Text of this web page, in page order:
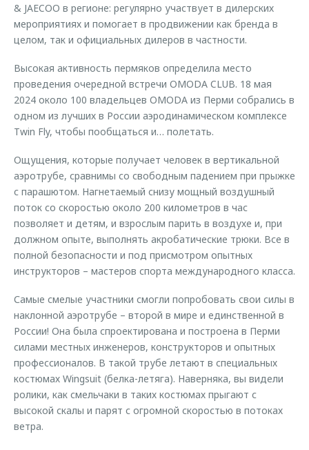
& JAECOO в регионе: регулярно участвует в дилерских
мероприятиях и помогает в продвижении как бренда в
целом, так и официальных дилеров в частности.
Высокая активность пермяков определила место
проведения очередной встречи OMODA CLUB. 18 мая
2024 около 100 владельцев OMODA из Перми собрались в
одном из лучших в России аэродинамическом комплексе
Twin Fly, чтобы пообщаться и… полетать.
Ощущения, которые получает человек в вертикальной
аэротрубе, сравнимы со свободным падением при прыжке
с парашютом. Нагнетаемый снизу мощный воздушный
поток со скоростью около 200 километров в час
позволяет и детям, и взрослым парить в воздухе и, при
должном опыте, выполнять акробатические трюки. Все в
полной безопасности и под присмотром опытных
инструкторов – мастеров спорта международного класса.
Самые смелые участники смогли попробовать свои силы в
наклонной аэротрубе – второй в мире и единственной в
России! Она была спроектирована и построена в Перми
силами местных инженеров, конструкторов и опытных
профессионалов. В такой трубе летают в специальных
костюмах Wingsuit (белка-летяга). Наверняка, вы видели
ролики, как смельчаки в таких костюмах прыгают с
высокой скалы и парят с огромной скоростью в потоках
ветра.